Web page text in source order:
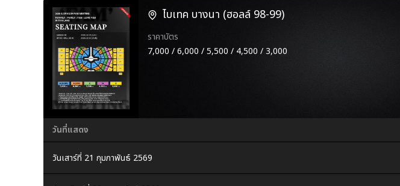
ไบเทค บางนา (ฮอลล์ 98-99)
ราคาบัตร
7,000 / 6,000 / 5,500 / 4,500 / 3,000
วันที่แสดง
วันเสาร์ที่ 21 กุมภาพันธ์ 2569